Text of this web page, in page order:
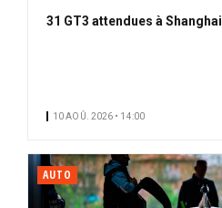
31 GT3 attendues à Shanghai
10 AOÛ. 2026 • 14:00
AUTO